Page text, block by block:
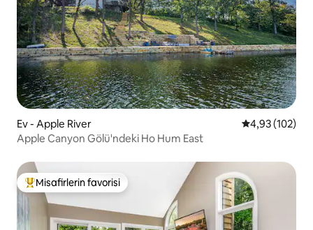
Ev - Apple River 5 üzerinden
4,93 (102)
Apple Canyon Gölü'ndeki Ho Hum East
Misafirlerin favorilerinden en beğenilenler arasında
Misafirlerin favorisi